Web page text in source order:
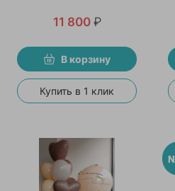
11 800 ₽
В корзину
Купить в 1 клик